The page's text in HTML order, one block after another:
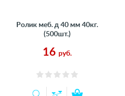
Ролик меб. д 40 мм 40кг.
(500шт.)
16 руб.